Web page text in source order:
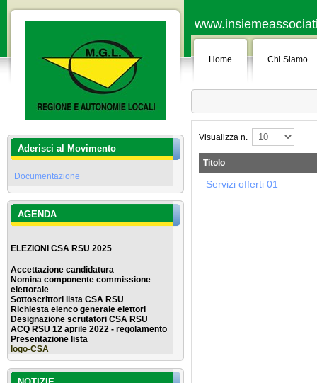
Aderisci al Movimento
Documentazione
AGENDA
ELEZIONI CSA RSU 2025
Accettazione candidatura
Nomina componente commissione
elettorale
Sottoscrittori lista CSA RSU
Richiesta elenco generale elettori
Designazione scrutatori CSA RSU
ACQ RSU 12 aprile 2022 - regolamento
Presentazione lista
logo-CSA
Home Chi Siamo
Visualizza n.
Titolo
Servizi offerti 01